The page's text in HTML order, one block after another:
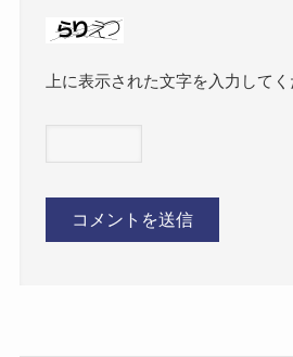
上に表示された文字を入力してく